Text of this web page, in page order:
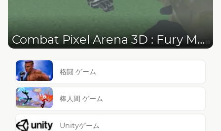
Combat Pixel Arena 3D : Fury Man
格闘 ゲーム
棒人間 ゲーム
Unityゲーム